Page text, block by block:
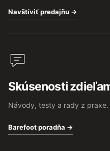
Navštíviť predajňu →
Skúsenosti
Návody, testy a rady z praxe.
Barefoot poradňa →